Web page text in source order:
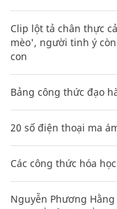
Clip lột tả chân thực
mèo', người tinh ý
con
Bảng công thức đạo
20 số điện thoại ma
Các công thức hóa
Nguyễn Phương